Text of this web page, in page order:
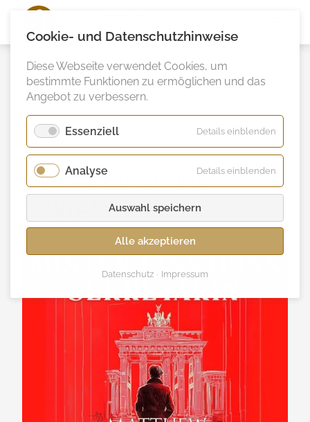
Mister Einsteins
Sekretärin
Cookie- und Datenschutzhinweise
Diese Webseite verwendet Cookies, um
bestimmte Funktionen zu ermöglichen und das
Angebot zu verbessern.
Essenziell Details einblenden
Analyse Details einblenden
Analyse
Auswahl speichern
Alle akzeptieren
Datenschutz Impressum